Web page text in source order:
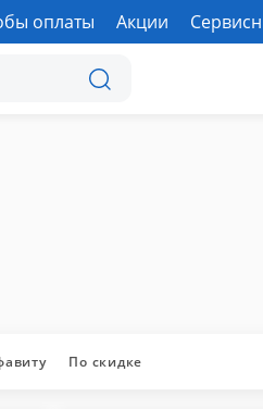
оплаты Акции
По скидке